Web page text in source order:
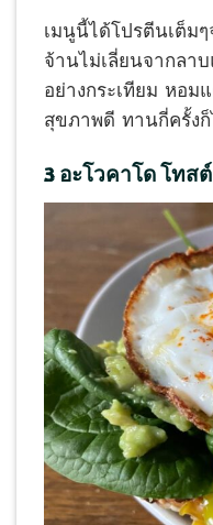
เมนูนี้ได้โปรตีนเต็ม
จ้านไม่เลี่ยนจากลา
อย่างกระเทียม หอม
สุขภาพดี ทานกี่ครั้ง
3 อะโวคาโด โทส